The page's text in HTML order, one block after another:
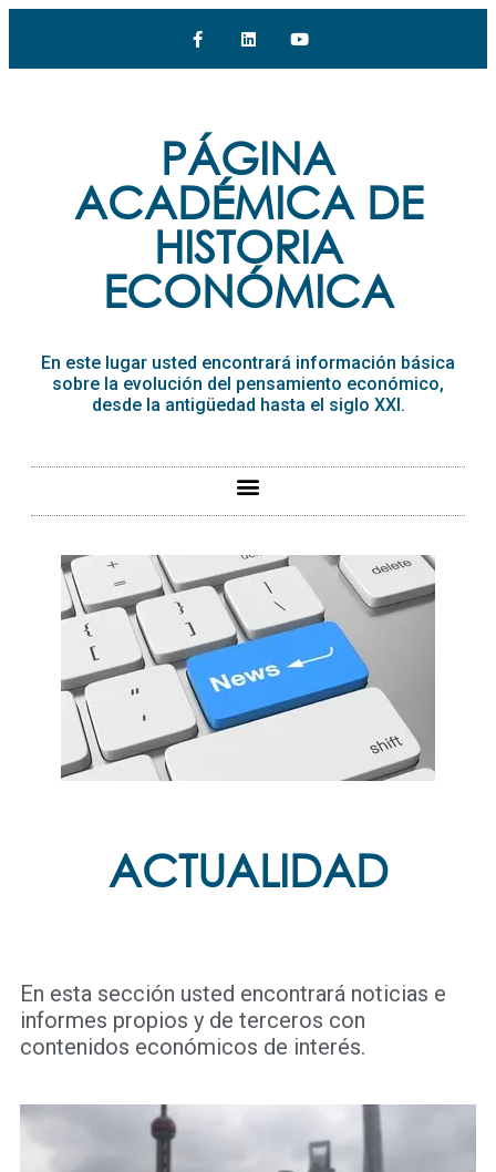
PÁGINA
ACADÉMICA DE
HISTORIA
ECONÓMICA
En este lugar usted encontrará información básica
sobre la evolución del pensamiento económico,
desde la antigüedad hasta el siglo XXI.
ACTUALIDAD
En esta sección usted encontrará noticias e
informes propios y de terceros con
contenidos económicos de interés.